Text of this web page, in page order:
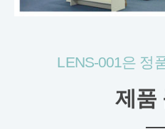
LENS-001은 정
제품